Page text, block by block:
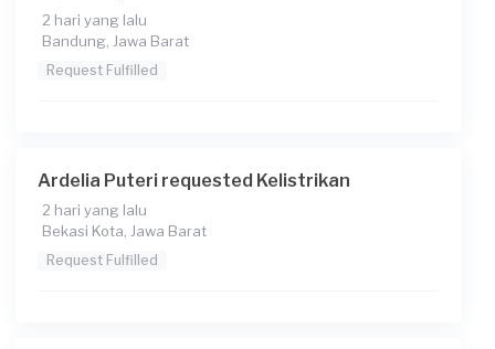
2 hari yang lalu
Bandung, Jawa Barat
Request Fulfilled
Ardelia Puteri requested Kelistrikan
2 hari yang lalu
Bekasi Kota, Jawa Barat
Request Fulfilled